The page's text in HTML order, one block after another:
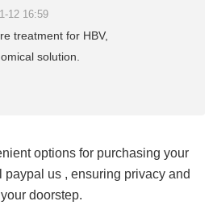
12 16:59
treatment for HBV,
solution.
options for purchasing your
paypal us , ensuring privacy and
doorstep.